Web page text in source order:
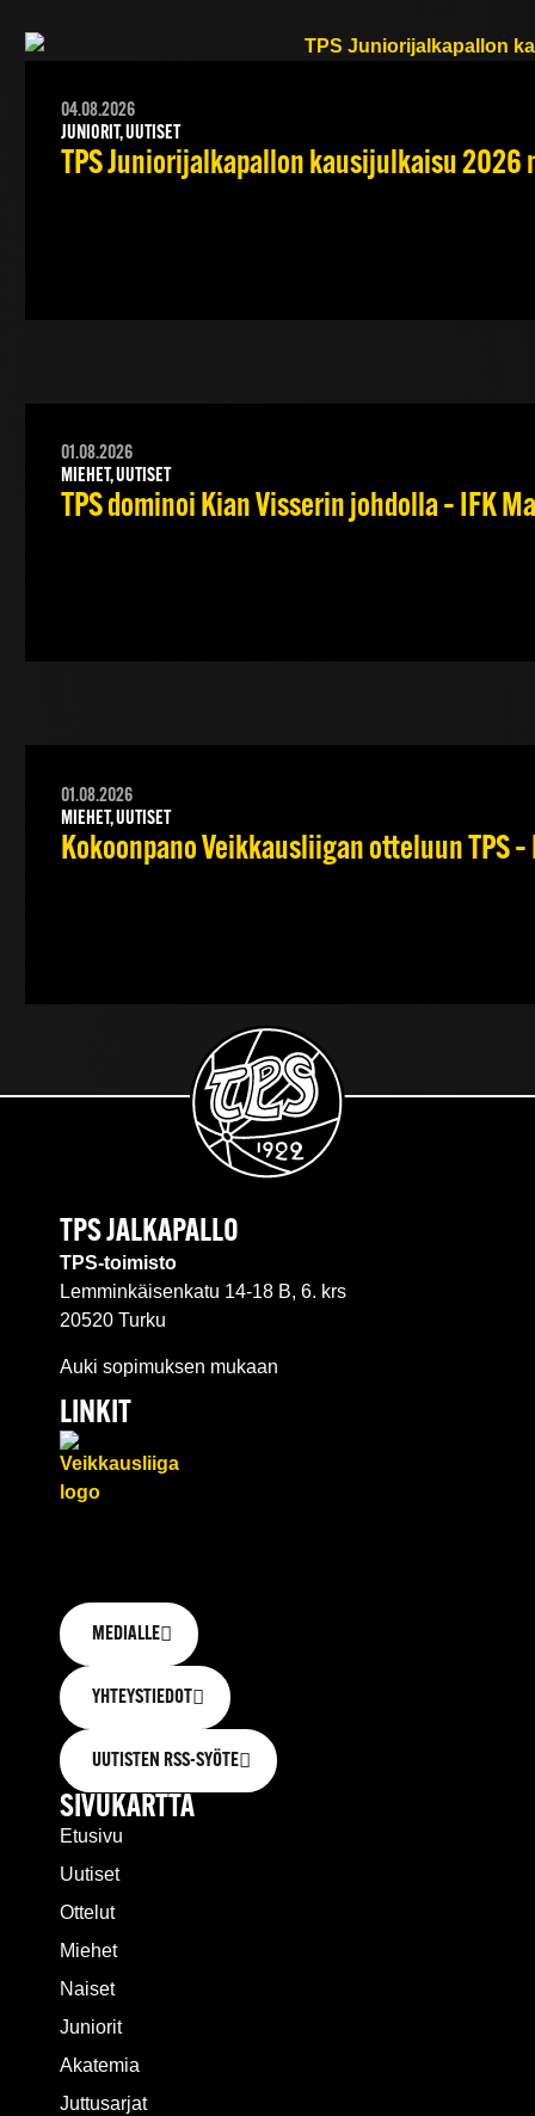
04.08.2026
JUNIORIT, UUTISET
TPS Juniorijalkapallon kausijulkaisu 2026
01.08.2026
MIEHET, UUTISET
TPS dominoi Kian Visserin johdolla – IFK
01.08.2026
MIEHET, UUTISET
Kokoonpano Veikkausliigan otteluun TPS
TPS JALKAPALLO
TPS-toimisto
Lemminkäisenkatu 14-18 B, 6. krs
20520 Turku
Auki sopimuksen mukaan
LINKIT
MEDIALLE
YHTEYSTIEDOT
UUTISTEN RSS-SYÖTE
SIVUKARTTA
Etusivu
Uutiset
Ottelut
Miehet
Naiset
Juniorit
Akatemia
Juttusarjat